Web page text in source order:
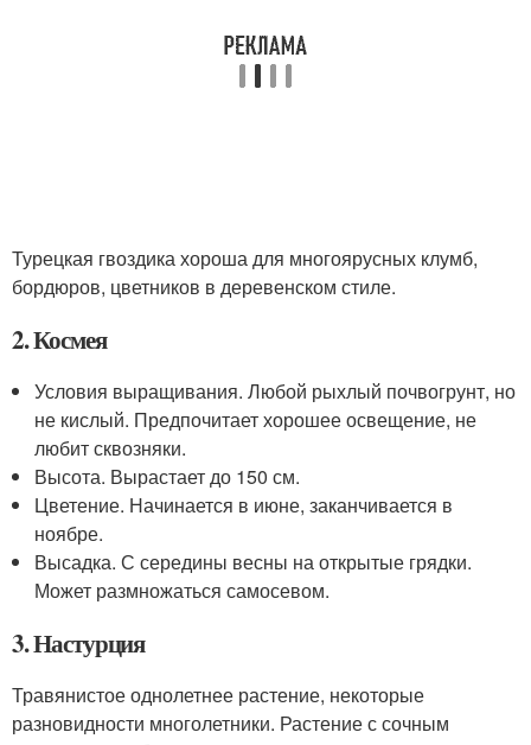
Турецкая гвоздика хороша для многоярусных клумб,
бордюров, цветников в деревенском стиле.
2. Космея
Условия выращивания. Любой рыхлый почвогрунт, но
не кислый. Предпочитает хорошее освещение, не
любит сквозняки.
Высота. Вырастает до 150 см.
Цветение. Начинается в июне, заканчивается в
ноябре.
Высадка. С середины весны на открытые грядки.
Может размножаться самосевом.
3. Настурция
Травянистое однолетнее растение, некоторые
разновидности многолетники. Растение с сочным